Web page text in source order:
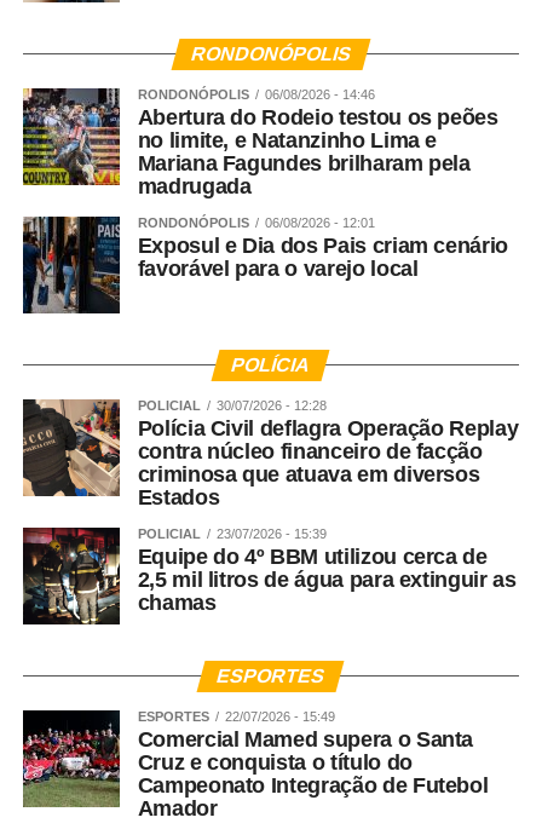
RONDONÓPOLIS
RONDONÓPOLIS 06/08/2026 - 14:46
Abertura do Rodeio testou os peões
no limite, e Natanzinho Lima e
Mariana Fagundes brilharam pela
madrugada
RONDONÓPOLIS 06/08/2026 - 12:01
Exposul e Dia dos Pais criam cenário
favorável para o varejo local
POLÍCIA
POLICIAL 30/07/2026 - 12:28
Polícia Civil deflagra Operação Replay
contra núcleo financeiro de facção
criminosa que atuava em diversos
Estados
POLICIAL 23/07/2026 - 15:39
Equipe do 4º BBM utilizou cerca de
2,5 mil litros de água para extinguir as
chamas
ESPORTES
ESPORTES 22/07/2026 - 15:49
Comercial Mamed supera o Santa
Cruz e conquista o título do
Campeonato Integração de Futebol
Amador